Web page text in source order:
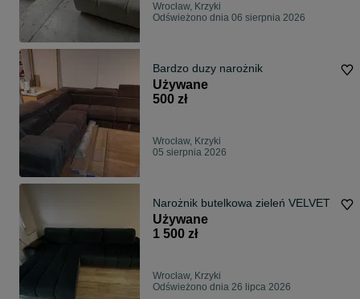
Wrocław, Krzyki
Odświeżono dnia 06 sierpnia 2026
Bardzo duzy narożnik
Używane
500 zł
Wrocław, Krzyki
05 sierpnia 2026
Narożnik butelkowa zieleń VELVET
Używane
1 500 zł
Wrocław, Krzyki
Odświeżono dnia 26 lipca 2026